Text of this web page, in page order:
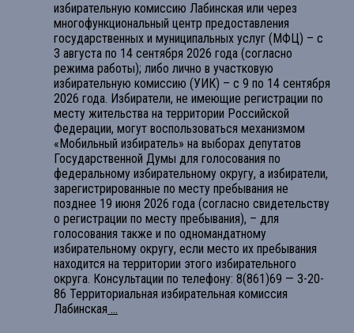
избирательную комиссию Лабинская или через
многофункциональный центр предоставления
государственных и муниципальных услуг (МФЦ) – с
3 августа по 14 сентября 2026 года (согласно
режима работы); либо лично в участковую
избирательную комиссию (УИК) – с 9 по 14 сентября
2026 года. Избиратели, не имеющие регистрации по
месту жительства на территории Российской
Федерации, могут воспользоваться механизмом
«Мобильный избиратель» на выборах депутатов
Государственной Думы для голосования по
федеральному избирательному округу, а избиратели,
зарегистрированные по месту пребывания не
позднее 19 июня 2026 года (согласно свидетельству
о регистрации по месту пребывания), – для
голосования также и по одномандатному
избирательному округу, если место их пребывания
находится на территории этого избирательного
округа. Консультации по телефону: 8(861)69 — 3-20-
86 Территориальная избирательная комиссия
Лабинская ...